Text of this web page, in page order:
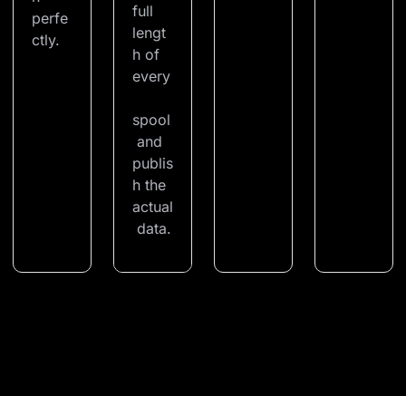
perfe
ctly.
full
lengt
h of
every
spool
and
publis
h the
actual
data.